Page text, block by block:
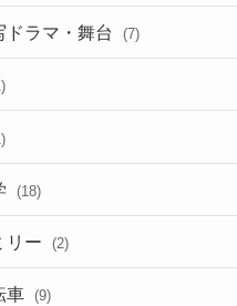
ドラマ・舞台 (7)
(18)
リー (2)
車 (9)